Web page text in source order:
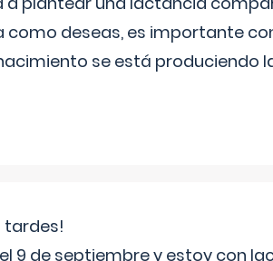
como deseas, es importante
se está produciendo
tardes!
el 9 de septiembre y estoy con